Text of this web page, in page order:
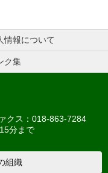
情報について
ク集
クス：018-863-7284
分まで
組織